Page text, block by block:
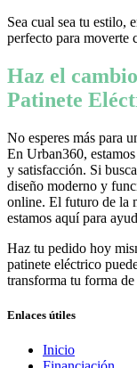
Sea cual sea tu estilo,
perfecto para moverte
Haz el
Patinete
No esperes más para
En Urban360,
y satisfacción. Si
diseño moderno y
online. El futuro de la
estamos aquí para
Haz tu pedido hoy
patinete eléctrico
transforma tu forma
Enlaces útiles
Inicio